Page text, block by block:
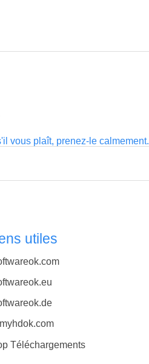
vous plaît, prenez-le calmement.
utiles
Téléchargements